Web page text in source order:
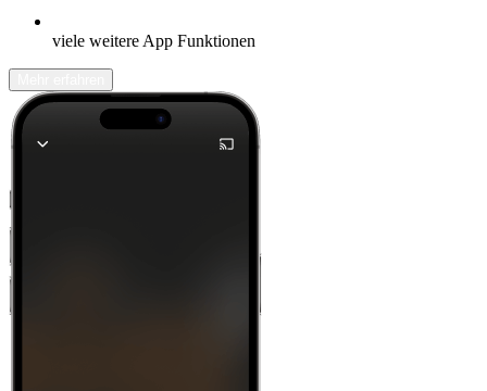
viele weitere App Funktionen